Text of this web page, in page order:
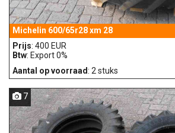
Michelin 600/65r28 xm 28
Prijs: 400 EUR
Btw: Export 0%
Aantal op voorraad: 2 stuks
7